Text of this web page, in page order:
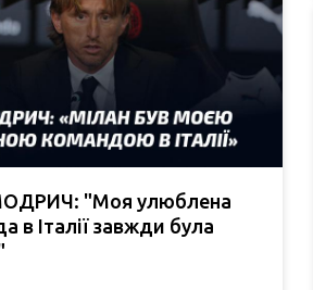
"Моя улюблена
в Італії завжди була